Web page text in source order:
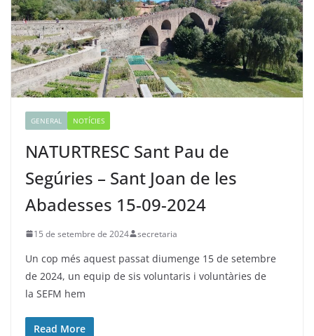
GENERAL NOTÍCIES
NATURTRESC Sant Pau de
Segúries – Sant Joan de les
Abadesses 15-09-2024
15 de setembre de 2024 secretaria
Un cop més aquest passat diumenge 15 de setembre
de 2024, un equip de sis voluntaris i voluntàries de
la SEFM hem
Read More